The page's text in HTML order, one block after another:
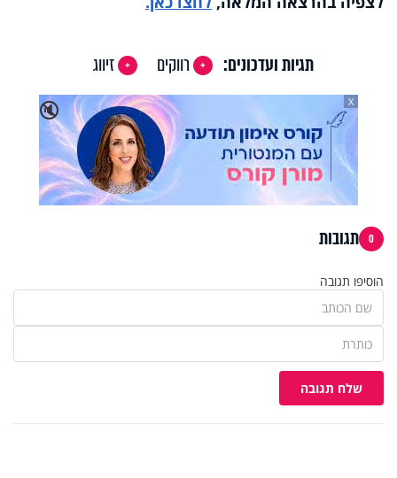
Video
תגיות ועדכונים: רווקים
זיווג
🔇
X
0 תגובות
הוסיפו תגובה
שלח תגובה